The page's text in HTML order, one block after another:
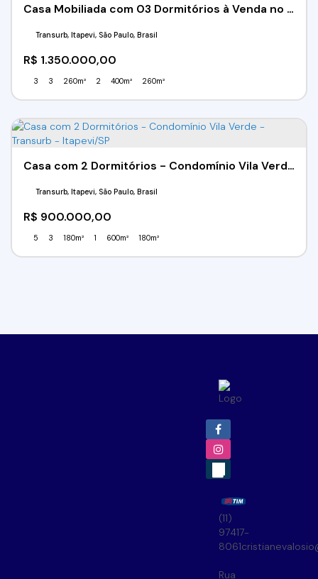
Casa Mobiliada com 03 Dormitórios à Venda no Condomínio Vila Verde - Transurb – Itapevi/Sp
R$ 1.350.000,00
Transurb, Itapevi, São Paulo, Brasil
3 3 260m² 2 400m² 260m²
Casa com 2 Dormitórios - Condomínio Vila Verde - Transurb - Itapevi/SP
R$ 900.000,00
Transurb, Itapevi, São Paulo, Brasil
5 3 180m² 1 600m² 180m²
(11)
97417-
8061
Rua